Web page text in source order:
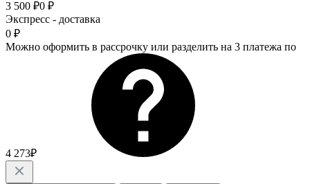
3 500 ₽0 ₽
Экспресс - доставка
0 ₽
Можно оформить в рассрочку или разделить на 3 платежа по
4 273₽